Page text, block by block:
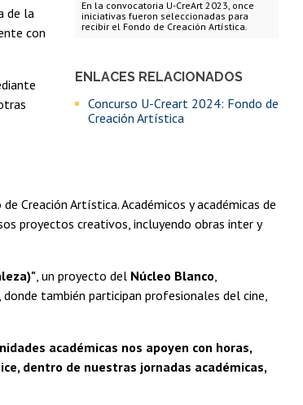
En la convocatoria U-CreArt 2023, once
iniciativas fueron seleccionadas para
recibir el Fondo de Creación Artística.
ENLACES RELACIONADOS
Concurso U-Creart 2024: Fondo de
Creación Artística
de la
con
Creación Artística. Académicos y académicas de
proyectos creativos, incluyendo obras inter y
, un proyecto del Núcleo Blanco
también participan profesionales del cine,
académicas nos apoyen con horas,
dentro de nuestras jornadas académicas,